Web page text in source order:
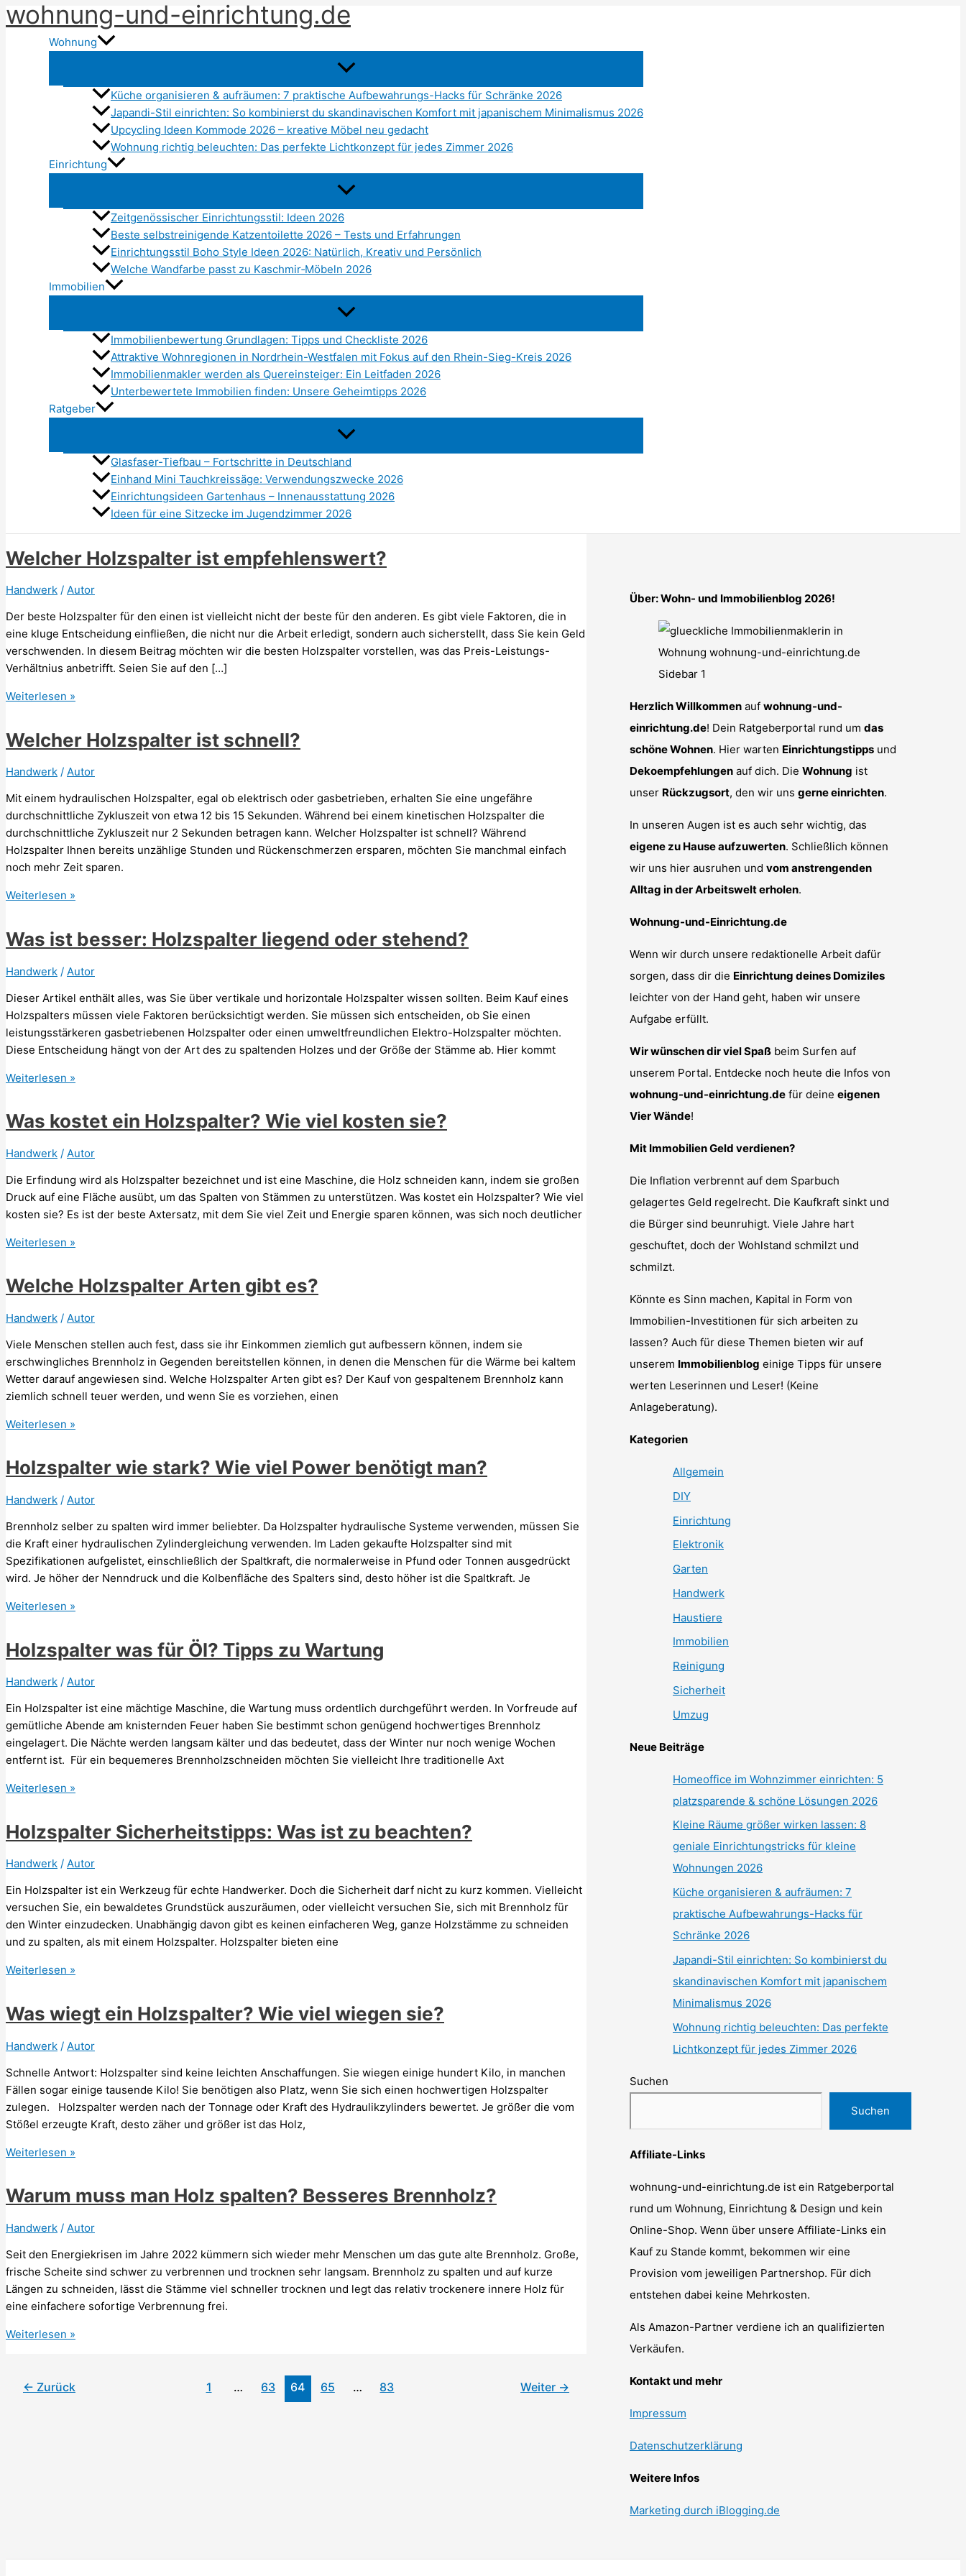
Zum
Inhalt
springen
wohnung-und-einrichtung.de
Wohnung
Küche organisieren & aufräumen: 7 praktische Aufbewahrungs-Hacks für Schränke 2026
Japandi-Stil einrichten: So kombinierst du skandinavischen Komfort mit japanischem Minimalismus 2026
Upcycling Ideen Kommode 2026 – kreative Möbel neu gedacht
Wohnung richtig beleuchten: Das perfekte Lichtkonzept für jedes Zimmer 2026
Einrichtung
Zeitgenössischer Einrichtungsstil: Ideen 2026
Beste selbstreinigende Katzentoilette 2026 – Tests und Erfahrungen
Einrichtungsstil Boho Style Ideen 2026: Natürlich, Kreativ und Persönlich
Welche Wandfarbe passt zu Kaschmir‑Möbeln 2026
Immobilien
Immobilienbewertung Grundlagen: Tipps und Checkliste 2026
Attraktive Wohnregionen in Nordrhein-Westfalen mit Fokus auf den Rhein-Sieg-Kreis 2026
Immobilienmakler werden als Quereinsteiger: Ein Leitfaden 2026
Unterbewertete Immobilien finden: Unsere Geheimtipps 2026
Ratgeber
Glasfaser-Tiefbau – Fortschritte in Deutschland
Einhand Mini Tauchkreissäge: Verwendungszwecke 2026
Einrichtungsideen Gartenhaus – Innenausstattung 2026
Ideen für eine Sitzecke im Jugendzimmer 2026
Welcher Holzspalter ist empfehlenswert?
Handwerk / Autor
Der beste Holzspalter für den einen ist vielleicht nicht der beste für den anderen. Es gibt viele Faktoren, die in
eine kluge Entscheidung einfließen, die nicht nur die Arbeit erledigt, sondern auch sicherstellt, dass Sie kein Geld
verschwenden. In diesem Beitrag möchten wir die besten Holzspalter vorstellen, was das Preis-Leistungs-
Verhältnius anbetrifft. Seien Sie auf den […]
Welcher
ist
empfehlenswert?
Weiterlesen »
Welcher Holzspalter ist schnell?
Handwerk / Autor
Mit einem hydraulischen Holzspalter, egal ob elektrisch oder gasbetrieben, erhalten Sie eine ungefähre
durchschnittliche Zykluszeit von etwa 12 bis 15 Sekunden. Während bei einem kinetischen Holzspalter die
durchschnittliche Zykluszeit nur 2 Sekunden betragen kann. Welcher Holzspalter ist schnell? Während
Holzspalter Ihnen bereits unzählige Stunden und Rückenschmerzen ersparen, möchten Sie manchmal einfach
noch mehr Zeit sparen.
Welcher
ist
schnell?
Weiterlesen »
Was ist besser: Holzspalter liegend oder stehend?
Handwerk / Autor
Dieser Artikel enthält alles, was Sie über vertikale und horizontale Holzspalter wissen sollten. Beim Kauf eines
Holzspalters müssen viele Faktoren berücksichtigt werden. Sie müssen sich entscheiden, ob Sie einen
leistungsstärkeren gasbetriebenen Holzspalter oder einen umweltfreundlichen Elektro-Holzspalter möchten.
Diese Entscheidung hängt von der Art des zu spaltenden Holzes und der Größe der Stämme ab. Hier kommt
Was
besser:
Holzspalter
oder
stehend?
Weiterlesen »
Was kostet ein Holzspalter? Wie viel kosten sie?
Handwerk / Autor
Die Erfindung wird als Holzspalter bezeichnet und ist eine Maschine, die Holz schneiden kann, indem sie großen
Druck auf eine Fläche ausübt, um das Spalten von Stämmen zu unterstützen. Was kostet ein Holzspalter? Wie viel
kosten sie? Es ist der beste Axtersatz, mit dem Sie viel Zeit und Energie sparen können, was sich noch deutlicher
Was
ein
Holzspalter?
viel
kosten
sie?
Weiterlesen »
Welche Holzspalter Arten gibt es?
Handwerk / Autor
Viele Menschen stellen auch fest, dass sie ihr Einkommen ziemlich gut aufbessern können, indem sie
erschwingliches Brennholz in Gegenden bereitstellen können, in denen die Menschen für die Wärme bei kaltem
Wetter darauf angewiesen sind. Welche Holzspalter Arten gibt es? Der Kauf von gespaltenem Brennholz kann
ziemlich schnell teuer werden, und wenn Sie es vorziehen, einen
Welche
Arten
gibt
es?
Weiterlesen »
Holzspalter wie stark? Wie viel Power benötigt man?
Handwerk / Autor
Brennholz selber zu spalten wird immer beliebter. Da Holzspalter hydraulische Systeme verwenden, müssen Sie
die Kraft einer hydraulischen Zylindergleichung verwenden. Im Laden gekaufte Holzspalter sind mit
Spezifikationen aufgelistet, einschließlich der Spaltkraft, die normalerweise in Pfund oder Tonnen ausgedrückt
wird. Je höher der Nenndruck und die Kolbenfläche des Spalters sind, desto höher ist die Spaltkraft. Je
Holzspalter
stark?
Wie
viel
Power
benötigt
man?
Weiterlesen »
Holzspalter was für Öl? Tipps zu Wartung
Handwerk / Autor
Ein Holzspalter ist eine mächtige Maschine, die Wartung muss ordentlich durchgeführt werden. In Vorfreude auf
gemütliche Abende am knisternden Feuer haben Sie bestimmt schon genügend hochwertiges Brennholz
eingelagert. Die Nächte werden langsam kälter und das bedeutet, dass der Winter nur noch wenige Wochen
entfernt ist. Für ein bequemeres Brennholzschneiden möchten Sie vielleicht Ihre traditionelle Axt
Holzspalter
für
Öl?
Tipps
Wartung
Weiterlesen »
Holzspalter Sicherheitstipps: Was ist zu beachten?
Handwerk / Autor
Ein Holzspalter ist ein Werkzeug für echte Handwerker. Doch die Sicherheit darf nicht zu kurz kommen. Vielleicht
versuchen Sie, ein bewaldetes Grundstück auszuräumen, oder vielleicht versuchen Sie, sich mit Brennholz für
den Winter einzudecken. Unabhängig davon gibt es keinen einfacheren Weg, ganze Holzstämme zu schneiden
und zu spalten, als mit einem Holzspalter. Holzspalter bieten eine
Holzspalter
Was
ist
beachten?
Weiterlesen »
Was wiegt ein Holzspalter? Wie viel wiegen sie?
Handwerk / Autor
Schnelle Antwort: Holzspalter sind keine leichten Anschaffungen. Sie wiegen einige hundert Kilo, in manchen
Fällen sogar einige tausende Kilo! Sie benötigen also Platz, wenn Sie sich einen hochwertigen Holzspalter
zulegen. Holzspalter werden nach der Tonnage oder Kraft des Hydraulikzylinders bewertet. Je größer die vom
Stößel erzeugte Kraft, desto zäher und größer ist das Holz,
Was
ein
Holzspalter?
viel
wiegen
sie?
Weiterlesen »
Warum muss man Holz spalten? Besseres Brennholz?
Handwerk / Autor
Seit den Energiekrisen im Jahre 2022 kümmern sich wieder mehr Menschen um das gute alte Brennholz. Große,
frische Scheite sind schwer zu verbrennen und trocknen sehr langsam. Brennholz zu spalten und auf kurze
Längen zu schneiden, lässt die Stämme viel schneller trocknen und legt das relativ trockenere innere Holz für
eine einfachere sofortige Verbrennung frei.
Warum
Holz
Weiterlesen »
← Zurück 1 … 63 64 65 … 83 Weiter →
Über: Wohn- und Immobilienblog 2026!
Herzlich Willkommen auf wohnung-und-
einrichtung.de! Dein Ratgeberportal rund um das
schöne Wohnen. Hier warten Einrichtungstipps und
Dekoempfehlungen auf dich. Die Wohnung ist
unser Rückzugsort, den wir uns gerne einrichten.
In unseren Augen ist es auch sehr wichtig, das
eigene zu Hause aufzuwerten. Schließlich können
wir uns hier ausruhen und vom anstrengenden
Alltag in der Arbeitswelt erholen.
Wohnung-und-Einrichtung.de
Wenn wir durch unsere redaktionelle Arbeit dafür
sorgen, dass dir die Einrichtung deines Domiziles
leichter von der Hand geht, haben wir unsere
Aufgabe erfüllt.
Wir wünschen dir viel Spaß beim Surfen auf
unserem Portal. Entdecke noch heute die Infos von
wohnung-und-einrichtung.de für deine eigenen
Vier Wände!
Mit Immobilien Geld verdienen?
Die Inflation verbrennt auf dem Sparbuch
gelagertes Geld regelrecht. Die Kaufkraft sinkt und
die Bürger sind beunruhigt. Viele Jahre hart
geschuftet, doch der Wohlstand schmilzt und
schmilzt.
Könnte es Sinn machen, Kapital in Form von
Immobilien-Investitionen für sich arbeiten zu
lassen? Auch für diese Themen bieten wir auf
unserem Immobilienblog einige Tipps für unsere
werten Leserinnen und Leser! (Keine
Anlageberatung).
Kategorien
Allgemein
DIY
Einrichtung
Elektronik
Garten
Handwerk
Haustiere
Immobilien
Reinigung
Sicherheit
Umzug
Neue Beiträge
Homeoffice im Wohnzimmer einrichten: 5
platzsparende & schöne Lösungen 2026
Kleine Räume größer wirken lassen: 8
geniale Einrichtungstricks für kleine
Wohnungen 2026
Küche organisieren & aufräumen: 7
praktische Aufbewahrungs-Hacks für
Schränke 2026
Japandi-Stil einrichten: So kombinierst du
skandinavischen Komfort mit japanischem
Minimalismus 2026
Wohnung richtig beleuchten: Das perfekte
Lichtkonzept für jedes Zimmer 2026
Suchen
Suchen
Affiliate-Links
wohnung-und-einrichtung.de ist ein Ratgeberportal
rund um Wohnung, Einrichtung & Design und kein
Online-Shop. Wenn über unsere Affiliate-Links ein
Kauf zu Stande kommt, bekommen wir eine
Provision vom jeweiligen Partnershop. Für dich
entstehen dabei keine Mehrkosten.
Als Amazon-Partner verdiene ich an qualifizierten
Verkäufen.
Kontakt und mehr
Impressum
Datenschutzerklärung
Weitere Infos
Marketing durch iBlogging.de